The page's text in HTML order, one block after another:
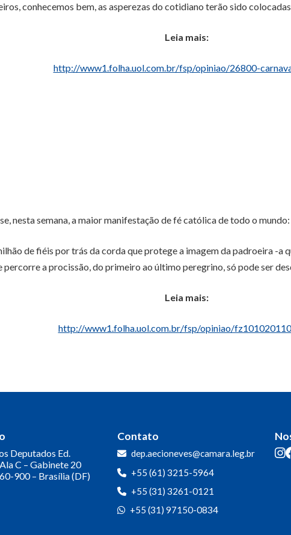
conhecemos bem, as asperezas do cotidiano terão sido
Leia mais:
http://www1.folha.uol.com.br/fsp/opiniao/26800-
nesta semana, a maior manifestação de fé católica de todo o
de fiéis por trás da corda que protege a imagem da padroeira -
a procissão, do primeiro ao último peregrino, só pode ser
Leia mais:
http://www1.folha.uol.com.br/fsp/opiniao/
Deputados Ed.
C – Gabinete 20
900 – Brasília (DF)
Contato
dep.aecioneves@camara.leg.br
+55 (61) 3215-5964
+55 (31) 3261-0121
+55 (31) 97150-0834